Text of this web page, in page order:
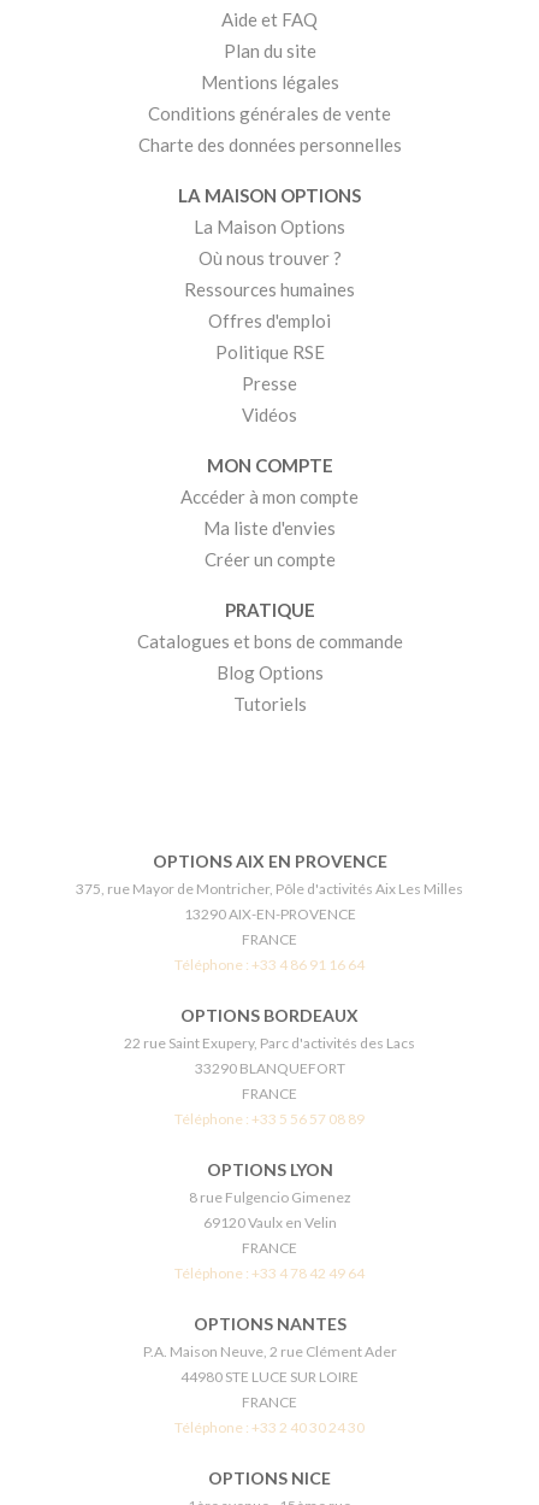
Aide et FAQ
Plan du site
Mentions légales
Conditions générales de vente
Charte des données personnelles
LA MAISON OPTIONS
La Maison Options
Où nous trouver ?
Ressources humaines
Offres d'emploi
Politique RSE
Presse
Vidéos
MON COMPTE
Accéder à mon compte
Ma liste d'envies
Créer un compte
PRATIQUE
Catalogues et bons de commande
Blog Options
Tutoriels
OPTIONS AIX EN PROVENCE
375, rue Mayor de Montricher, Pôle d'activités Aix Les Milles
13290 AIX-EN-PROVENCE
FRANCE
Téléphone : +33 4 86 91 16 64
OPTIONS BORDEAUX
22 rue Saint Exupery, Parc d'activités des Lacs
33290 BLANQUEFORT
FRANCE
Téléphone : +33 5 56 57 08 89
OPTIONS LYON
8 rue Fulgencio Gimenez
69120 Vaulx en Velin
FRANCE
Téléphone : +33 4 78 42 49 64
OPTIONS NANTES
P.A. Maison Neuve, 2 rue Clément Ader
44980 STE LUCE SUR LOIRE
FRANCE
Téléphone : +33 2 40 30 24 30
OPTIONS NICE